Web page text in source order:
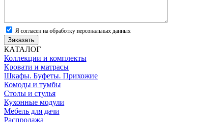
Я согласен на обработку персональных данных
Заказать
КАТАЛОГ
Коллекции и комплекты
Кровати и матрасы
Шкафы. Буфеты. Прихожие
Комоды и тумбы
Столы и стулья
Кухонные модули
Мебель для дачи
Распродажа